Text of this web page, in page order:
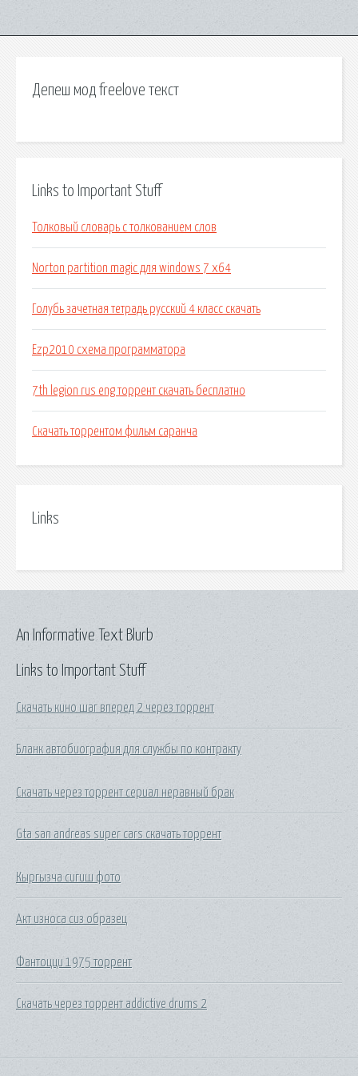
Депеш мод freelove текст
Links to Important Stuff
Толковый словарь с толкованием слов
Norton partition magic для windows 7 x64
Голубь зачетная тетрадь русский 4 класс скачать
Ezp2010 схема программатора
7th legion rus eng торрент скачать бесплатно
Скачать торрентом фильм саранча
Links
Links to Important Stuff
Скачать кино шаг вперед 2 через торрент
Бланк автобиография для службы по контракту
Скачать через торрент сериал неравный брак
Gta san andreas super cars скачать торрент
Кыргызча сигиш фото
Акт износа сиз образец
Фантоцци 1975 торрент
Скачать через торрент addictive drums 2
An Informative Text Blurb